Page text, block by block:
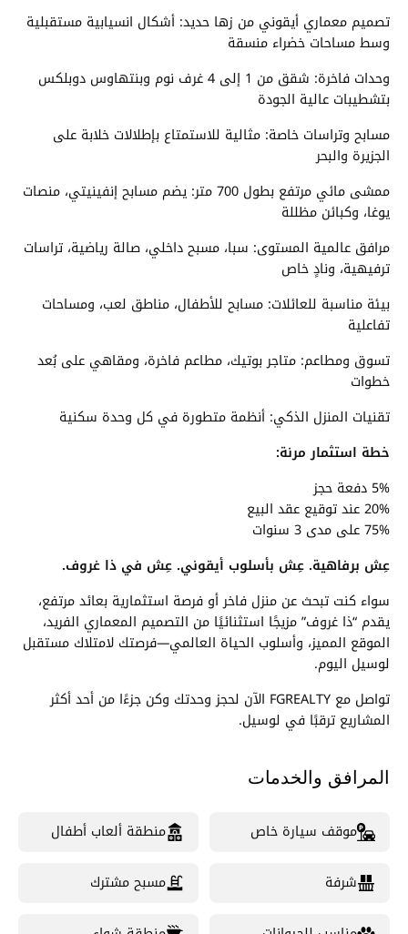
تصميم معماري أيقوني من زها حديد: أشكال انسيابية مستقبلية
وسط مساحات خضراء منسقة
وحدات فاخرة: شقق من 1 إلى 4 غرف نوم وبنتهاوس دوبلكس
بتشطيبات عالية الجودة
مسابح وتراسات خاصة: مثالية للاستمتاع بإطلالات خلابة على
الجزيرة والبحر
ممشى مائي مرتفع بطول 700 متر: يضم مسابح إنفينيتي، منصات
يوغا، وكبائن مظللة
مرافق عالمية المستوى: سبا، مسبح داخلي، صالة رياضية، تراسات
ترفيهية، ونادٍ خاص
بيئة مناسبة للعائلات: مسابح للأطفال، مناطق لعب، ومساحات
تفاعلية
تسوق ومطاعم: متاجر بوتيك، مطاعم فاخرة، ومقاهي على بُعد
خطوات
تقنيات المنزل الذكي: أنظمة متطورة في كل وحدة سكنية
خطة استثمار مرنة:
5% دفعة حجز
20% عند توقيع عقد البيع
75% على مدى 3 سنوات
عِش برفاهية. عِش بأسلوب أيقوني. عِش في ذا غروف.
سواء كنت تبحث عن منزل فاخر أو فرصة استثمارية بعائد مرتفع،
يقدم “ذا غروف” مزيجًا استثنائيًا من التصميم المعماري الفريد،
الموقع المميز، وأسلوب الحياة العالمي—فرصتك لامتلاك مستقبل
لوسيل اليوم.
تواصل مع FGREALTY الآن لحجز وحدتك وكن جزءًا من أحد أكثر
المشاريع ترقبًا في لوسيل.
المرافق والخدمات
موقف سيارة خاص منطقة ألعاب أطفال
شرفة مسبح مشترك